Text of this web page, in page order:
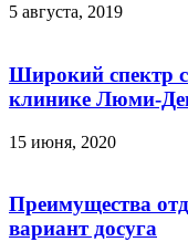
5 августа, 2019
Широкий спектр
клинике Люми-
15 июня, 2020
Преимущества
вариант досуга